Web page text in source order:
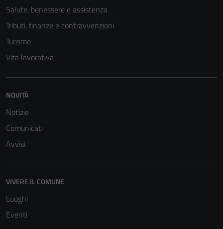
Salute, benessere e assistenza
Tributi, finanze e contravvenzioni
Turismo
Vita lavorativa
NOVITÀ
Notizie
Comunicati
Avvisi
VIVERE IL COMUNE
Luoghi
Eventi
Tecnici